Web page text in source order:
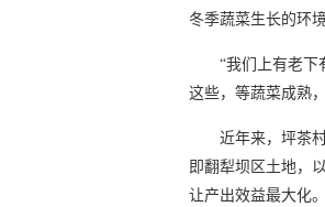
冬季蔬菜生长的环
“我们上有老下
这些，等蔬菜成熟
近年来，坪茶
即翻犁坝区土地，
让产出效益最大化。